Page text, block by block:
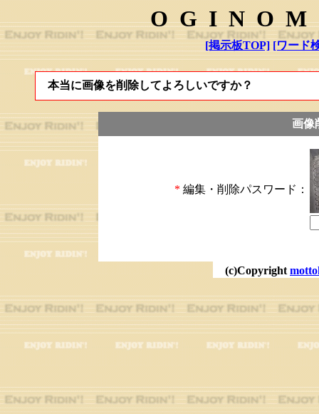
[掲示板TOP] [ワード
本当に画像を削除してよろしいですか？
画像
* 編集・削除パスワード：
(c)Copyright